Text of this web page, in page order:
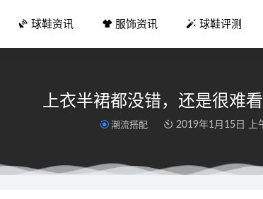
球鞋资讯 服饰资讯 球鞋评测
上衣半裙都没错，还是很难
潮流搭配 2019年1月15日 上